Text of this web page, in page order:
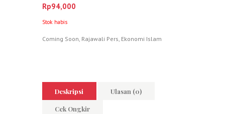
Rp94,000
Stok habis
Coming Soon, Rajawali Pers, Ekonomi Islam
Deskripsi Ulasan (0)
Cek Ongkir